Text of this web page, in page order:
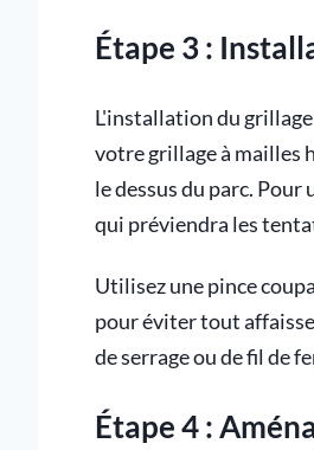
Étape 3 :
L'installation du
votre grillage à mailles
le dessus du parc. Pour
qui préviendra les
Utilisez une pince
pour éviter tout
de serrage ou de fil de
Étape 4 :